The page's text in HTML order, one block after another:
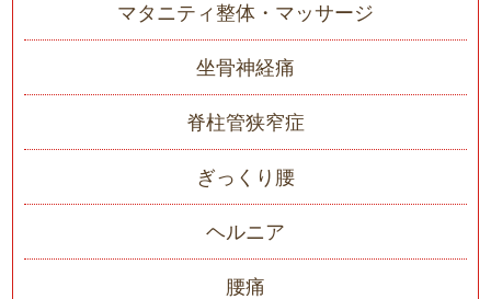
マタニティ整体・マッサージ
坐骨神経痛
脊柱管狭窄症
ぎっくり腰
ヘルニア
腰痛